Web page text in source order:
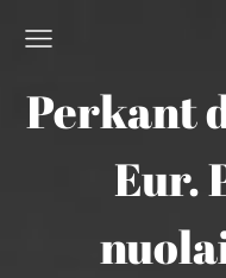
Perkant
Eur.